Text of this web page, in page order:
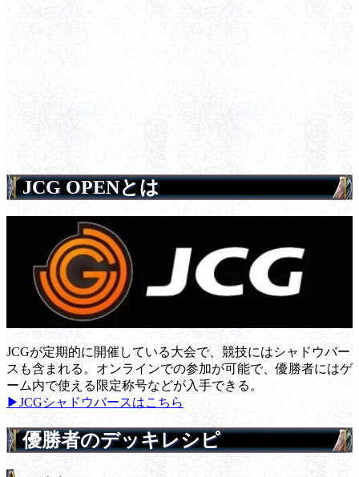
JCG OPENとは
JCGが定期的に開催している大会で、競技にはシャドウバー
スも含まれる。オンラインでの参加が可能で、優勝者にはゲ
ーム内で使える限定称号などが入手できる。
▶JCGシャドウバースはこちら
優勝者のデッキレシピ